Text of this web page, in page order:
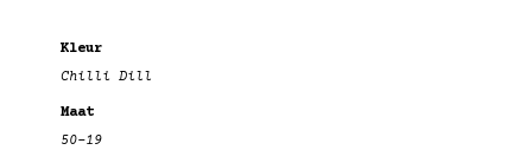
Kleur
Chilli Dill
Maat
50-19